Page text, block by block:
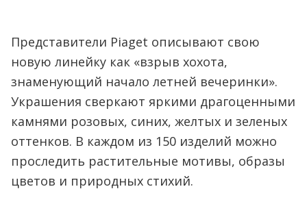
Представители Piaget описывают свою
новую линейку как «взрыв хохота,
знаменующий начало летней вечеринки».
Украшения сверкают яркими драгоценными
камнями розовых, синих, желтых и зеленых
оттенков. В каждом из 150 изделий можно
проследить растительные мотивы, образы
цветов и природных стихий.